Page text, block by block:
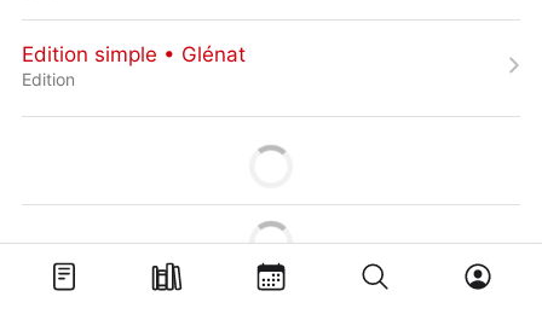
Edition simple • Glénat
Edition